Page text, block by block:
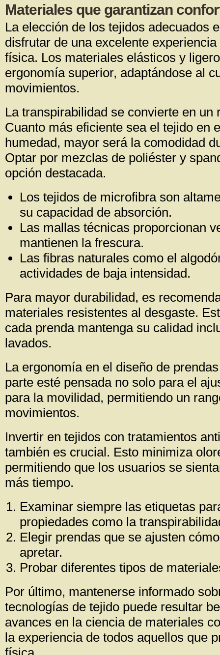
Materiales que garantizan
La elección de los tejidos adecuados
disfrutar de una excelente
física. Los materiales elásticos y
ergonomía superior, adaptándose al
movimientos.
La transpirabilidad se convierte en un
Cuanto más eficiente sea el tejido en
humedad, mayor será la comodidad
Optar por mezclas de poliéster y
opción destacada.
Los tejidos de microfibra son
su capacidad de absorción.
Las mallas técnicas proporcionan
mantienen la frescura.
Las fibras naturales como el
actividades de baja intensidad.
Para mayor durabilidad, es
materiales resistentes al desgaste.
cada prenda mantenga su calidad
lavados.
La ergonomía en el diseño de
parte esté pensada no solo para el
para la movilidad, permitiendo un
movimientos.
Invertir en tejidos con tratamientos
también es crucial. Esto minimiza
permitiendo que los usuarios se
más tiempo.
Examinar siempre las etiquetas
propiedades como la
Elegir prendas que se ajusten
apretar.
Probar diferentes tipos de
Por último, mantenerse informado
tecnologías de tejido puede resultar
avances en la ciencia de materiales
la experiencia de todos aquellos que